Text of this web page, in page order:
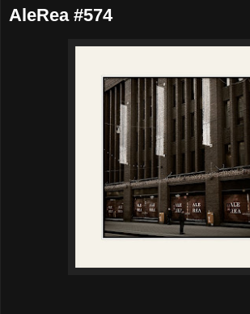
AleRea #574